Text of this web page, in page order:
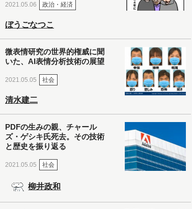
2021.05.06 政治・経済
ぼうごなつこ
微表情研究の世界的権威に聞
いた、AI表情分析技術の展望
2021.05.05 社会
清水建二
PDFの生みの親、チャール
ズ・ゲシキ氏死去。その技術
と歴史を振り返る
2021.05.05 社会
柳井政和